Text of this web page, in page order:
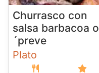
Churrasco con
salsa barbacoa o
´preve
Plato